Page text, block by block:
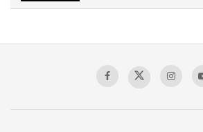
Sagar